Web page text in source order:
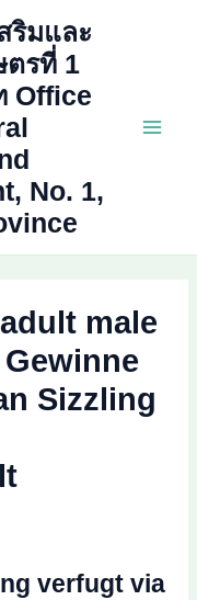
ริมและ
รที่ 1
Office
No. 1,
male
Sizzling
verfugt via